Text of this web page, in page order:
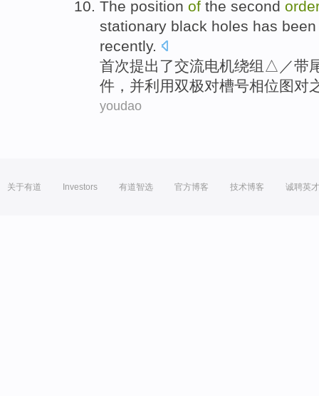
The position of the second
stationary black holes has
recently.
首次提出了交流电机绕组△／带
件，并利用双极对槽号相位图对
youdao
关于有道 Investors 有道智选 官方博客 技术博客 诚聘英才